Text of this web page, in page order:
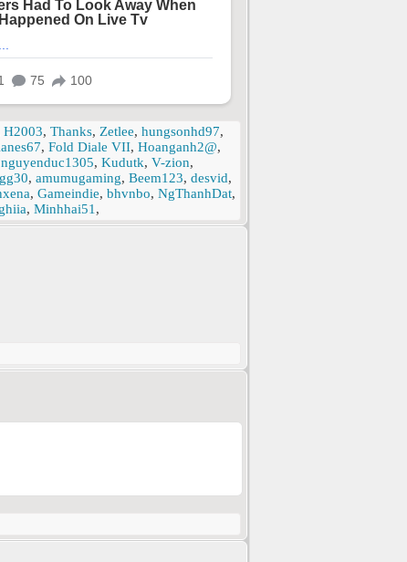
H2003, Thanks, Zetlee, hungsonhd97,
, Fold Diale VII, Hoanganh2@,
nguyenduc1305, Kudutk, V-zion,
, amumugaming, Beem123, desvid,
, Gameindie, bhvnbo, NgThanhDat,
, Minhhai51 ,